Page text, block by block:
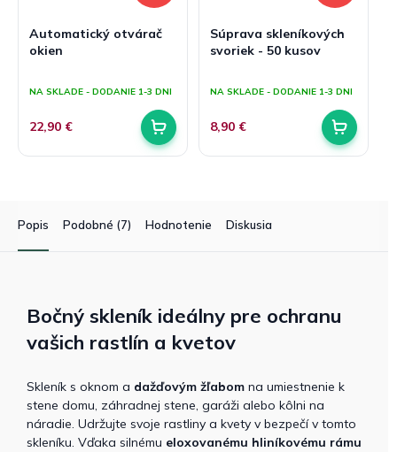
Automatický otvárač
okien
hodnotenie
5,0
5
NA SKLADE - DODANIE 1-3 DNI
22,90 €
Súprava skleníkových
svoriek - 50 kusov
hodnotenie
5,0
5
NA SKLADE - DODANIE 1-3 DNI
8,90 €
Popis Podobné (7) Hodnotenie Diskusia
Bočný skleník ideálny pre ochranu
vašich rastlín a kvetov
Skleník s oknom a dažďovým žľabom na umiestnenie k
stene domu, záhradnej stene, garáži alebo kôlni na
náradie. Udržujte svoje rastliny a kvety v bezpečí v tomto
skleníku. Vďaka silnému eloxovanému hliníkovému rámu